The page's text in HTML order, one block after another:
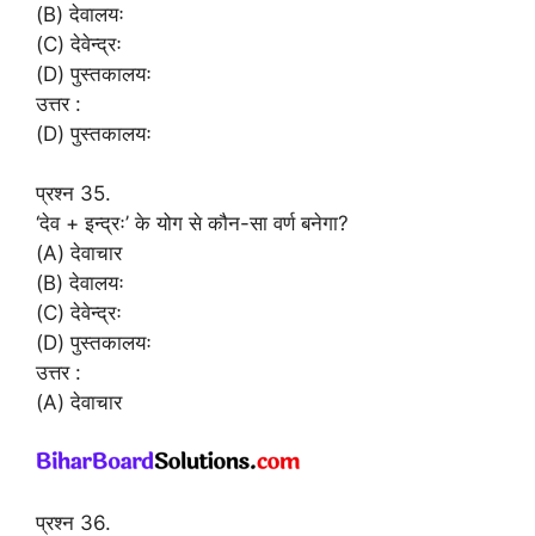
(B) देवालयः
(C) देवेन्द्रः
(D) पुस्तकालयः
उत्तर :
(D) पुस्तकालयः
प्रश्न 35.
‘देव + इन्द्रः’ के योग से कौन-सा वर्ण बनेगा?
(A) देवाचार
(B) देवालयः
(C) देवेन्द्रः
(D) पुस्तकालयः
उत्तर :
(A) देवाचार
प्रश्न 36.